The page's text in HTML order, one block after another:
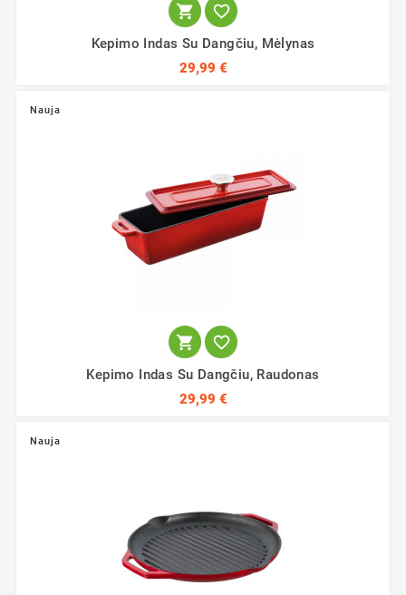
 
Kepimo Indas Su Dangčiu, Mėlynas
29,99 €
Nauja
 
Kepimo Indas Su Dangčiu, Raudonas
29,99 €
Nauja